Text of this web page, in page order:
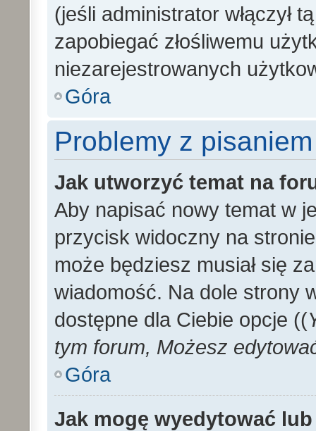
(jeśli administrator włączył
zapobiegać złośliwemu
niezarejestrowanych
Góra
Problemy z pisaniem
Jak utworzyć temat na
Aby napisać nowy temat w
przycisk widoczny na
może będziesz musiał się
wiadomość. Na dole strony
dostępne dla Ciebie opcje ((
tym forum, Możesz
Góra
Jak mogę wyedytować